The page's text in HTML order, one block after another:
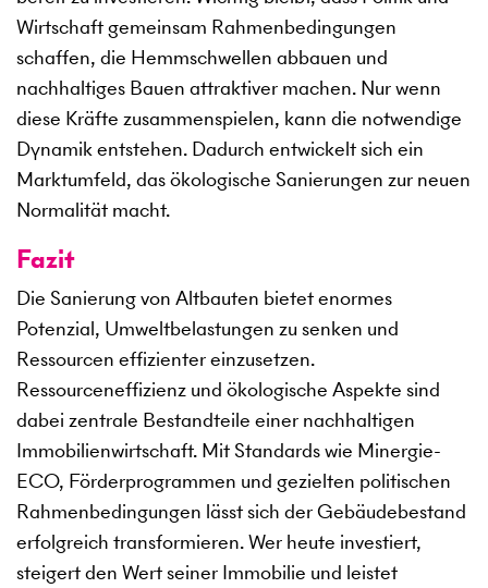
Wirtschaft gemeinsam Rahmenbedingungen
schaffen, die Hemmschwellen abbauen und
nachhaltiges Bauen attraktiver machen. Nur wenn
diese Kräfte zusammenspielen, kann die notwendige
Dynamik entstehen. Dadurch entwickelt sich ein
Marktumfeld, das ökologische Sanierungen zur neuen
Normalität macht.
Fazit
Die Sanierung von Altbauten bietet enormes
Potenzial, Umweltbelastungen zu senken und
Ressourcen effizienter einzusetzen.
Ressourceneffizienz und ökologische Aspekte sind
dabei zentrale Bestandteile einer nachhaltigen
Immobilienwirtschaft. Mit Standards wie Minergie-
ECO, Förderprogrammen und gezielten politischen
Rahmenbedingungen lässt sich der Gebäudebestand
erfolgreich transformieren. Wer heute investiert,
steigert den Wert seiner Immobilie und leistet